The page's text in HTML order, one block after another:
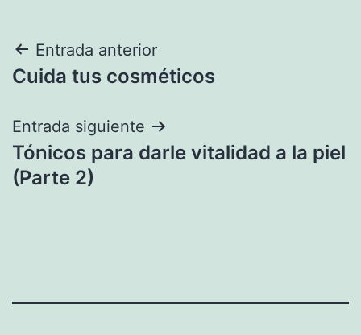
Navegación
de
entradas
Entrada anterior
Cuida tus cosméticos
Entrada siguiente
Tónicos para darle vitalidad a la piel
(Parte 2)